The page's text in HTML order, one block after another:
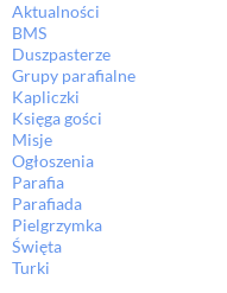
Aktualności
BMS
Duszpasterze
Grupy parafialne
Kapliczki
Księga gości
Misje
Ogłoszenia
Parafia
Parafiada
Pielgrzymka
Święta
Turki